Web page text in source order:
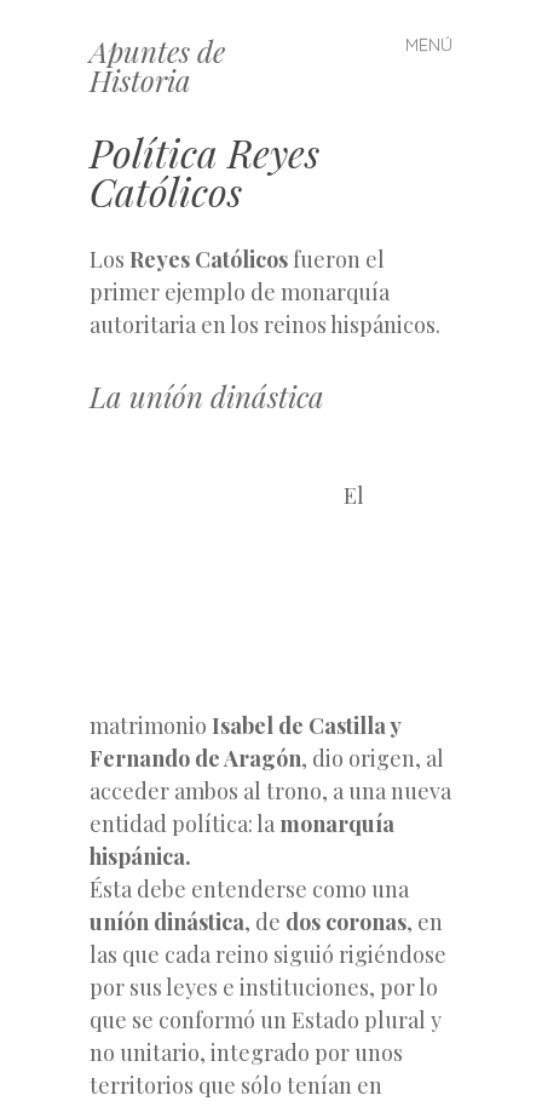
Apuntes de
Historia
MENÚ
Saltar
al
Política Reyes
Católicos
Los Reyes Católicosfueron el
primer ejemplo de monarquía
autoritaria en los reinos hispánicos.
La uníón dinástica
El
matrimonio Isabel de Castilla y
Fernando de Aragón, dio origen, al
acceder ambos al trono, a una nueva
entidad política: la monarquía
hispánica.
Ésta debe entenderse como una
uníón dinástica, de dos coronas, en
las que cada reino siguió rigiéndose
por sus leyes e instituciones, por lo
que se conformó un Estado plural y
no unitario, integrado por unos
territorios que sólo tenían en